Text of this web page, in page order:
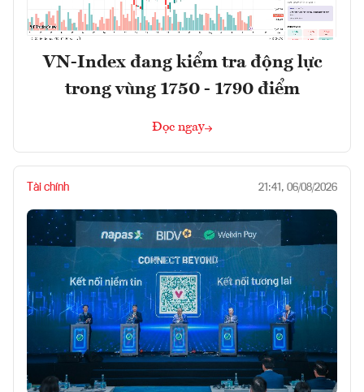
VN-Index đang kiểm tra động lực
trong vùng 1750 - 1790 điểm
Đọc ngay
Tài chính 21:41, 06/08/2026